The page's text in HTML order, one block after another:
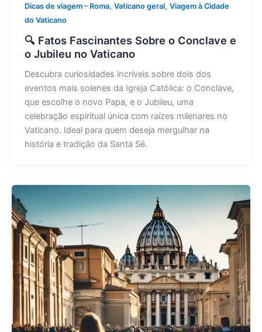
Dicas de viagem – Roma, Vaticano geral, Viagem à Cidade
do Vaticano
🔍 Fatos Fascinantes Sobre o Conclave e
o Jubileu no Vaticano
Descubra curiosidades incríveis sobre dois dos
eventos mais solenes da Igreja Católica: o Conclave,
que escolhe o novo Papa, e o Jubileu, uma
celebração espiritual única com raízes milenares no
Vaticano. Ideal para quem deseja mergulhar na
história e tradição da Santa Sé.